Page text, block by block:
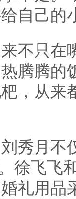
自己的
只在
腾腾的
，从来
月不
徐飞飞
礼用品